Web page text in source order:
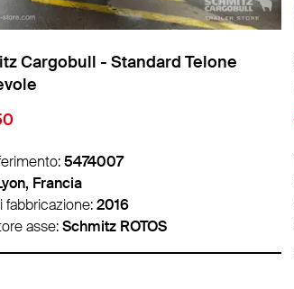
Cargobull - Standard Telone
5474011
Francia
fabbricazione:2016
asse:Schmitz ROTOS